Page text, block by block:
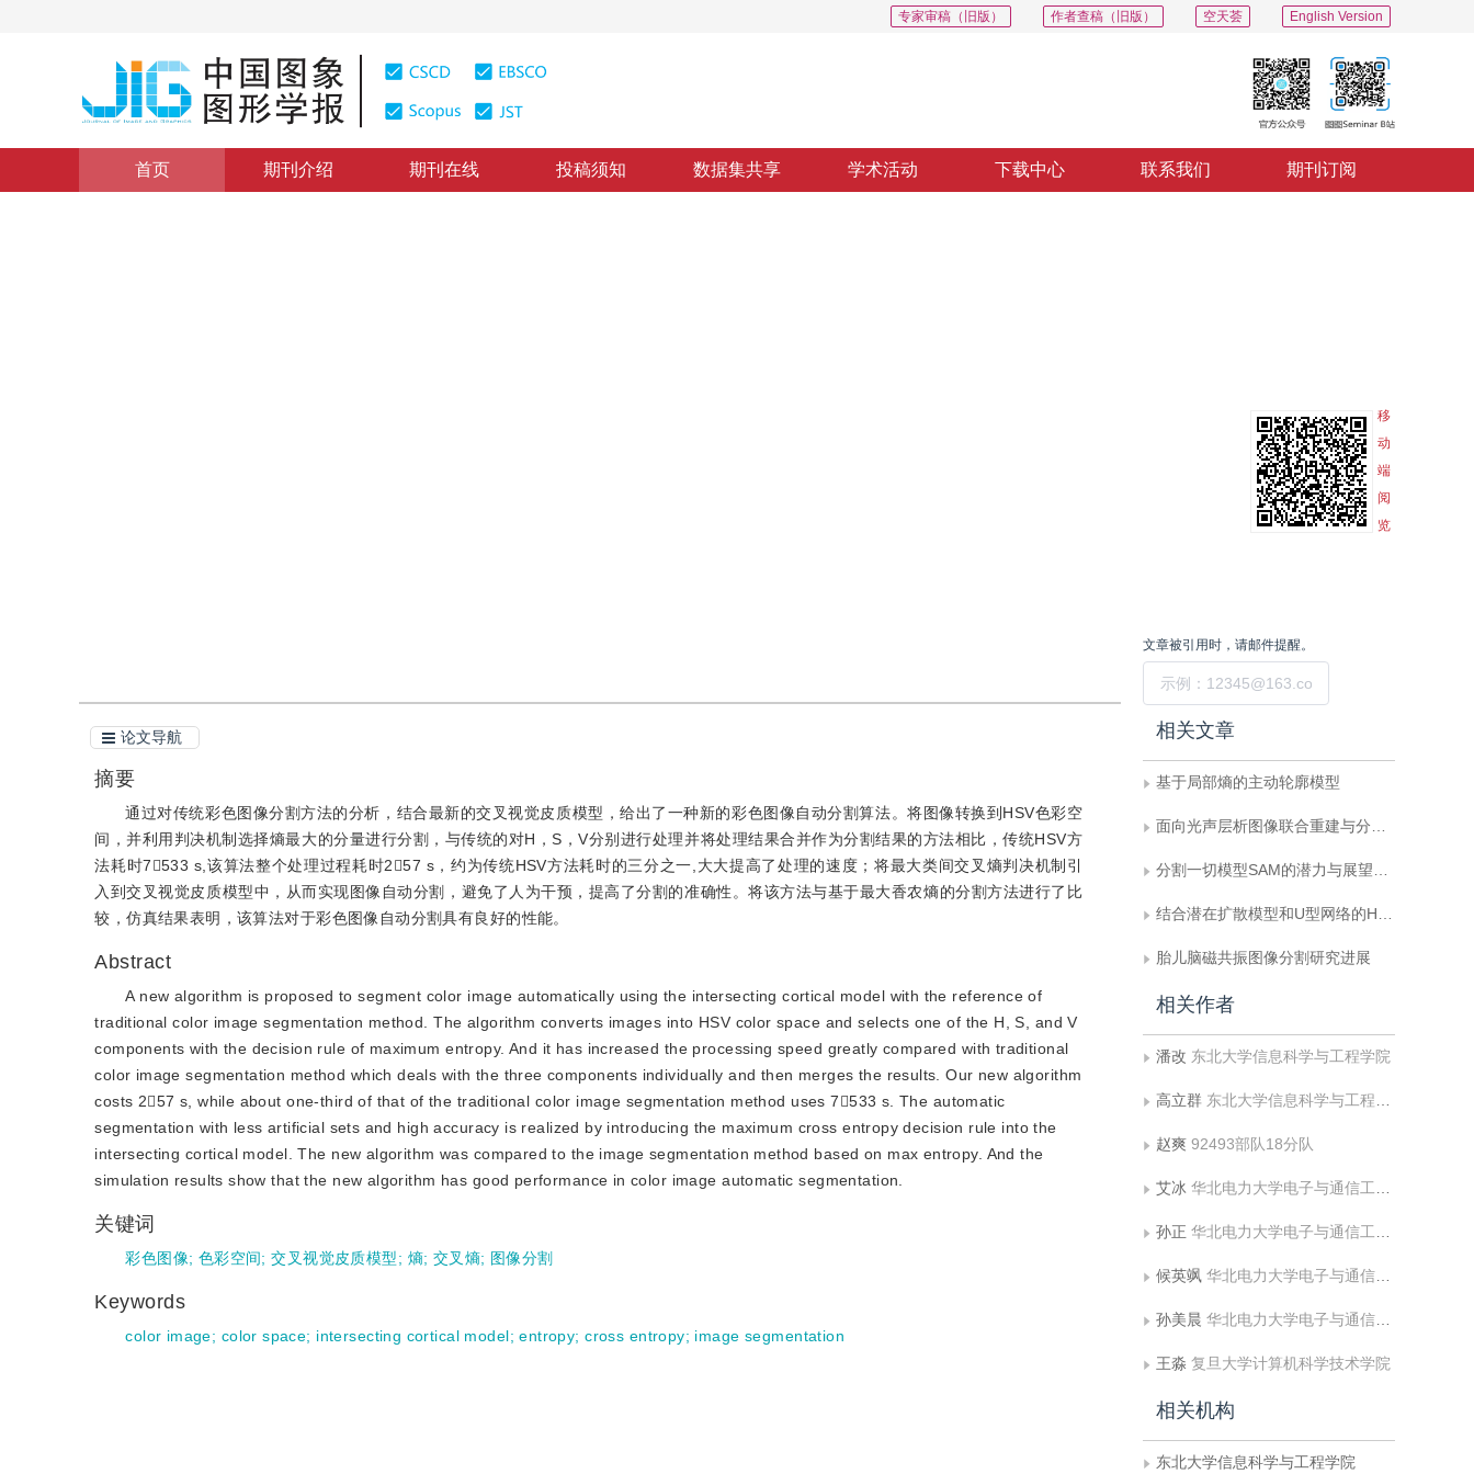
English Version
空天荟
作者查稿（旧版）
专家审稿（旧版）
首页 期刊介绍 期刊在线 投稿须知 数据集共享 学术活动 下载中心 联系我们 期刊订阅
移
动
端
阅
览
论文导航
摘要
通过对传统彩色图像分割方法的分析，结合最新的交叉视觉皮质模型，给出了一种新的彩色图像自动分割算法。将图像转换到HSV色彩空
间，并利用判决机制选择熵最大的分量进行分割，与传统的对H，S，V分别进行处理并将处理结果合并作为分割结果的方法相比，传统HSV方
法耗时7533 s,该算法整个处理过程耗时257 s，约为传统HSV方法耗时的三分之一,大大提高了处理的速度；将最大类间交叉熵判决机制引
入到交叉视觉皮质模型中，从而实现图像自动分割，避免了人为干预，提高了分割的准确性。将该方法与基于最大香农熵的分割方法进行了比
较，仿真结果表明，该算法对于彩色图像自动分割具有良好的性能。
Abstract
A new algorithm is proposed to segment color image automatically using the intersecting cortical model with the reference of
traditional color image segmentation method. The algorithm converts images into HSV color space and selects one of the H, S, and V
components with the decision rule of maximum entropy. And it has increased the processing speed greatly compared with traditional
color image segmentation method which deals with the three components individually and then merges the results. Our new algorithm
costs 257 s, while about one-third of that of the traditional color image segmentation method uses 7533 s. The automatic
segmentation with less artificial sets and high accuracy is realized by introducing the maximum cross entropy decision rule into the
intersecting cortical model. The new algorithm was compared to the image segmentation method based on max entropy. And the
simulation results show that the new algorithm has good performance in color image automatic segmentation.
关键词
彩色图像; 色彩空间;交叉视觉皮质模型; 熵; 交叉熵; 图像分割
Keywords
color image; color space; intersecting cortical model;entropy;cross entropy; image segmentation
文章被引用时，请邮件提醒。
相关文章
基于局部熵的主动轮廓模型
面向光声层析图像联合重建与分割的双向反馈迭代优化网络
分割一切模型SAM的潜力与展望：综述
结合潜在扩散模型和U型网络的HIFU治疗目标区域提取
胎儿脑磁共振图像分割研究进展
相关作者
潘改 东北大学信息科学与工程学院
高立群 东北大学信息科学与工程学院
赵爽 92493部队18分队
艾冰 华北电力大学电子与通信工程系
孙正 华北电力大学电子与通信工程系;华北电力大学河北省电力物联网技术重点实验室
候英飒 华北电力大学电子与通信工程系
孙美晨 华北电力大学电子与通信工程系
王淼 复旦大学计算机科学技术学院
相关机构
东北大学信息科学与工程学院